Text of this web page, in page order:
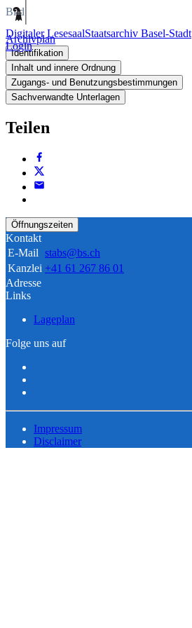
Digitaler LesesaalStaatsarchiv Basel-Stadt
Login
Bild
Archivplan
Identifikation
Inhalt und innere Ordnung
Zugangs- und Benutzungsbestimmungen
Sachverwandte Unterlagen
Teilen
Öffnungszeiten
Kontakt
E-Mail stabs@bs.ch
Kanzlei +41 61 267 86 01
Adresse
Links
Lageplan
Folge uns auf
Impressum
Disclaimer